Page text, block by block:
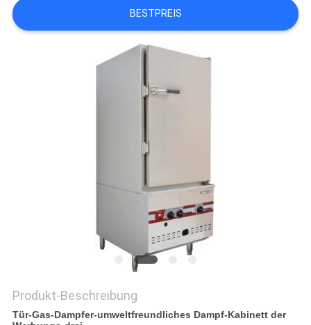
NACHRICHTENBESTPREIS
Produkt-Beschreibung
Tür-Gas-Dampfer-umweltfreundliches Dampf-Kabinett der